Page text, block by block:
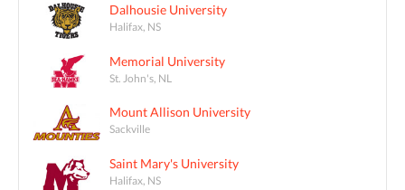
Dalhousie University
Halifax, NS
Memorial University
St. John's, NL
Mount Allison University
Sackville
Saint Mary's University
Halifax, NS